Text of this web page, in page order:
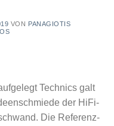
VON
PANAGIOTIS
Technics galt
der HiFi-
Die Referenz-